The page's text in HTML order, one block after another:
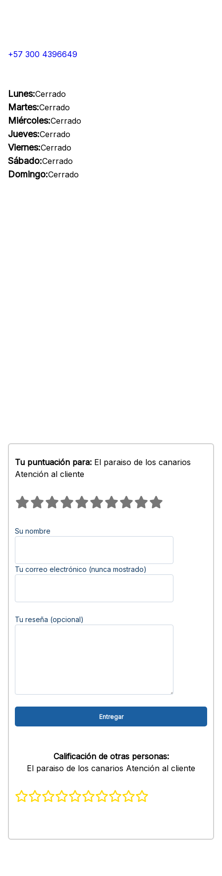
+57 300 4396649
Lunes:Cerrado
Martes:Cerrado
Miércoles:Cerrado
Jueves:Cerrado
Viernes:Cerrado
Sábado:Cerrado
Domingo:Cerrado
Tu puntuación para: El paraiso de los canarios
Atención al cliente
Su nombre
Tu correo electrónico (nunca mostrado)
Tu reseña (opcional)
Calificación de otras personas:
El paraiso de los canarios Atención al cliente